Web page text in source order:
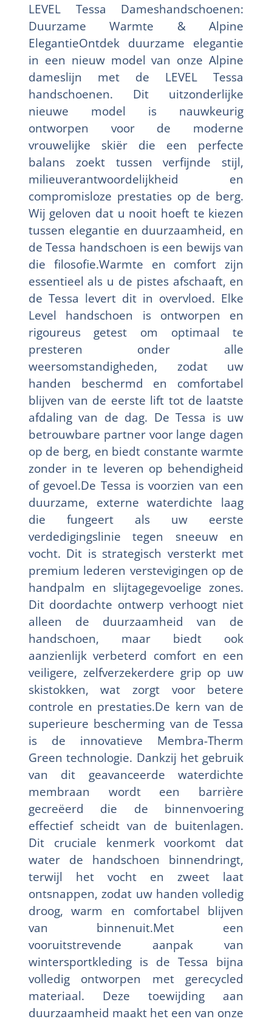
LEVEL Tessa Dameshandschoenen:
Duurzame Warmte & Alpine
ElegantieOntdek duurzame elegantie
in een nieuw model van onze Alpine
dameslijn met de LEVEL Tessa
handschoenen. Dit uitzonderlijke
nieuwe model is nauwkeurig
ontworpen voor de moderne
vrouwelijke skiër die een perfecte
balans zoekt tussen verfijnde stijl,
milieuverantwoordelijkheid en
compromisloze prestaties op de berg.
Wij geloven dat u nooit hoeft te kiezen
tussen elegantie en duurzaamheid, en
de Tessa handschoen is een bewijs van
die filosofie.Warmte en comfort zijn
essentieel als u de pistes afschaaft, en
de Tessa levert dit in overvloed. Elke
Level handschoen is ontworpen en
rigoureus getest om optimaal te
presteren onder alle
weersomstandigheden, zodat uw
handen beschermd en comfortabel
blijven van de eerste lift tot de laatste
afdaling van de dag. De Tessa is uw
betrouwbare partner voor lange dagen
op de berg, en biedt constante warmte
zonder in te leveren op behendigheid
of gevoel.De Tessa is voorzien van een
duurzame, externe waterdichte laag
die fungeert als uw eerste
verdedigingslinie tegen sneeuw en
vocht. Dit is strategisch versterkt met
premium lederen verstevigingen op de
handpalm en slijtagegevoelige zones.
Dit doordachte ontwerp verhoogt niet
alleen de duurzaamheid van de
handschoen, maar biedt ook
aanzienlijk verbeterd comfort en een
veiligere, zelfverzekerdere grip op uw
skistokken, wat zorgt voor betere
controle en prestaties.De kern van de
superieure bescherming van de Tessa
is de innovatieve Membra-Therm
Green technologie. Dankzij het gebruik
van dit geavanceerde waterdichte
membraan wordt een barrière
gecreëerd die de binnenvoering
effectief scheidt van de buitenlagen.
Dit cruciale kenmerk voorkomt dat
water de handschoen binnendringt,
terwijl het vocht en zweet laat
ontsnappen, zodat uw handen volledig
droog, warm en comfortabel blijven
van binnenuit.Met een
vooruitstrevende aanpak van
wintersportkleding is de Tessa bijna
volledig ontworpen met gerecycled
materiaal. Deze toewijding aan
duurzaamheid maakt het een van onze